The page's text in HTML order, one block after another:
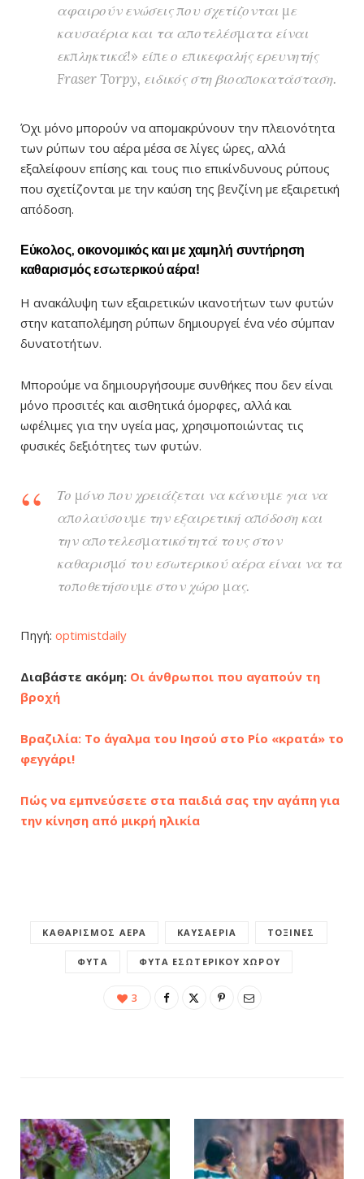
αφαιρούν ενώσεις που σχετίζονται με
καυσαέρια και τα αποτελέσματα είναι
εκπληκτικά!» είπε ο επικεφαλής ερευνητής
Fraser Torpy, ειδικός στη βιοαποκατάσταση.
Όχι μόνο μπορούν να απομακρύνουν την πλειονότητα
των ρύπων του αέρα μέσα σε λίγες ώρες, αλλά
εξαλείφουν επίσης και τους πιο επικίνδυνους ρύπους
που σχετίζονται με την καύση της βενζίνη με εξαιρετική
απόδοση.
Εύκολος, οικονομικός και με χαμηλή συντήρηση
καθαρισμός εσωτερικού αέρα!
Η ανακάλυψη των εξαιρετικών ικανοτήτων των φυτών
στην καταπολέμηση ρύπων δημιουργεί ένα νέο σύμπαν
δυνατοτήτων.
Μπορούμε να δημιουργήσουμε συνθήκες που δεν είναι
μόνο προσιτές και αισθητικά όμορφες, αλλά και
ωφέλιμες για την υγεία μας, χρησιμοποιώντας τις
φυσικές δεξιότητες των φυτών.
Το μόνο που χρειάζεται να κάνουμε για να
απολαύσουμε την εξαιρετική απόδοση και
την αποτελεσματικότητά τους στον
καθαρισμό του εσωτερικού αέρα είναι να τα
τοποθετήσουμε στον χώρο μας.
Πηγή: optimistdaily
Διαβάστε ακόμη: Οι άνθρωποι που αγαπούν τη
βροχή
Βραζιλία: Το άγαλμα του Ιησού στο Ρίο «κρατά» το
φεγγάρι!
Πώς να εμπνεύσετε στα παιδιά σας την αγάπη για
την κίνηση από μικρή ηλικία
ΚΑΘΑΡΙΣΜΌΣ ΑΈΡΑ ΚΑΥΣΑΈΡΙΑ ΤΟΞΊΝΕΣ
ΦΥΤΆ ΦΥΤΆ ΕΣΩΤΕΡΙΚΟΎ ΧΏΡΟΥ
3